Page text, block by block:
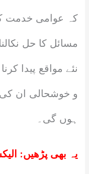
کہ عوامی خدمت
مسائل کا حل
نئے مواقع پیدا
و خوشحالی ان
ہوں گی۔
یہ بھی پڑھیں: